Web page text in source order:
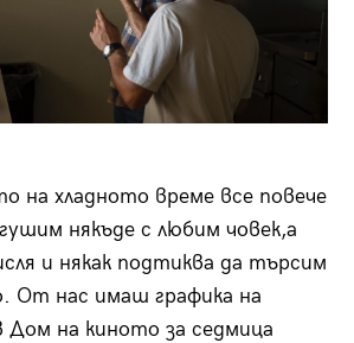
на хладното време все повече
някъде с любим човек,а
и някак подтиква да търсим
От нас имаш графика на
Дом на киното за седмица